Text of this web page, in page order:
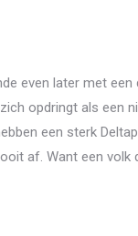
even later met
opdringt als een
een sterk
af. Want een volk